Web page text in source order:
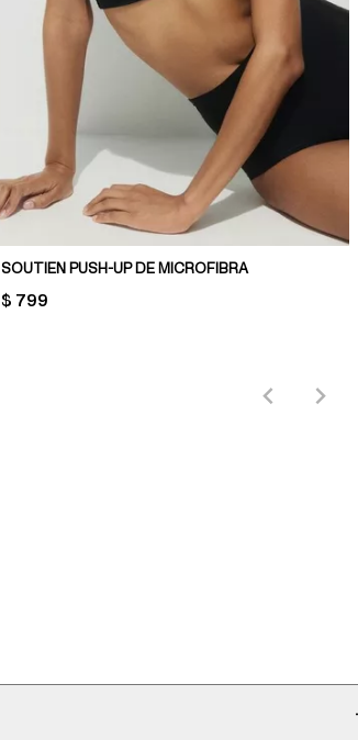
SOUTIEN PUSH-UP DE MICROFIBRA
PRICE:
$ 799